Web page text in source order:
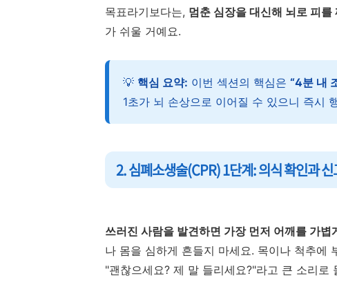
목표라기보다는, 멈춘 심장을 대신해 뇌로 피
가 쉬울 거예요.
💡 핵심 요약: 이번 섹션의 핵심은 “4분 내
1초가 뇌 손상으로 이어질 수 있으니 즉시
2. 심폐소생술(CPR) 1단계: 의식 확인과 신
쓰러진 사람을 발견하면 가장 먼저 어깨를 가
나 몸을 심하게 흔들지 마세요. 목이나 척추에
"괜찮으세요? 제 말 들리세요?"라고 큰 소리로